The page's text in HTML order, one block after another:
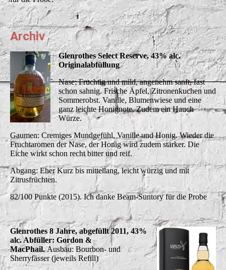
Archiv
Glenrothes Select Reserve, 43% alc.
Originalabfüllung
Nase: Fruchtig und mild, angenehm sanft, fast
schon sahnig. Frische Äpfel, Zitronenkuchen und
Sommerobst. Vanille, Blumenwiese und eine
ganz leichte Honignote. Zudem ein Hauch
Würze.
Gaumen: Cremiges Mundgefühl, Vanille und Honig. Wieder die
Fruchtaromen der Nase, der Honig wird zudem stärker. Die
Eiche wirkt schon recht bitter und reif.
Abgang: Eher Kurz bis mittellang, leicht würzig und mit
Zitrusfrüchten.
82/100 Punkte (2015). Ich danke Beam-Suntory für die Probe
Glenrothes 8 Jahre, abgefüllt 2011, 43%
alc. Abfüller: Gordon &
MacPhail.Ausbau: Bourbon- und
Sherryfässer (jeweils Refill)